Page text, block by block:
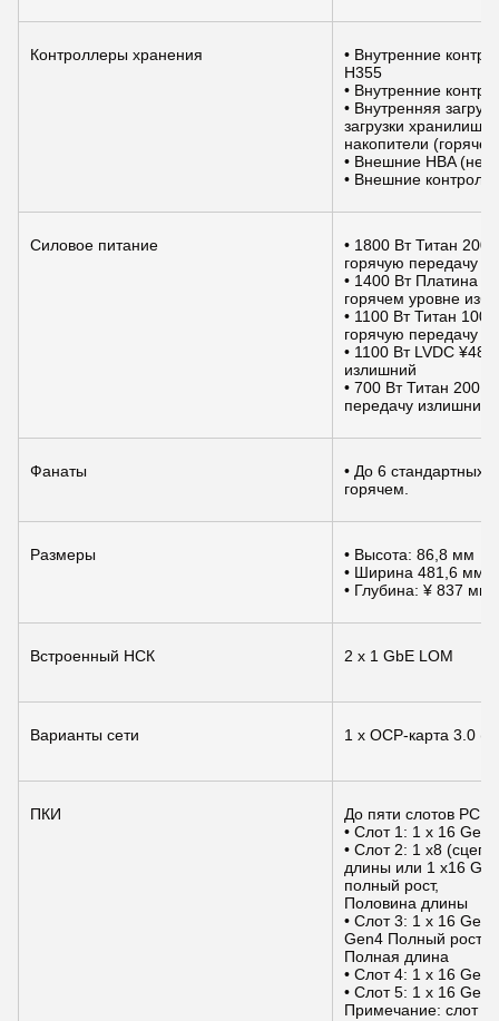
Контроллеры хранения
• Внутренние
H355
• Внутренние
• Внутренняя
загрузки
накопители
• Внешние HBA (не
• Внешние
Силовое питание
• 1800 Вт Титан
горячую передачу
• 1400 Вт Платина
горячем уровне
• 1100 Вт Титан
горячую передачу
• 1100 Вт LVDC ¥48
излишний
• 700 Вт Титан 200
передачу излишний
Фанаты
• До 6 стандартных
горячем.
Размеры
• Высота: 86,8 мм
• Ширина 481,6 мм
• Глубина: ¥ 837 мм
Встроенный НСК 2 x 1 GbE LOM
Варианты сети 1 x OCP-карта 3.0
ПКИ
До пяти слотов PCIe:
• Слот 1: 1 x 16
• Слот 2: 1 x8
длины или 1 x16
полный рост,
Половина длины
• Слот 3: 1 x 16
Gen4 Полный рост,
Полная длина
• Слот 4: 1 x 16
• Слот 5: 1 x 16
Примечание: слот 5